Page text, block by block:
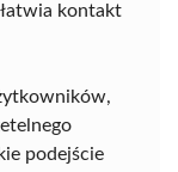
kontakt
podejście